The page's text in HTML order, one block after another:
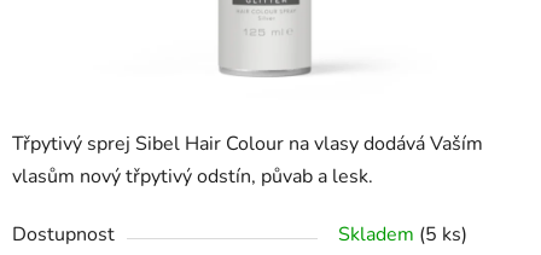
Třpytivý sprej Sibel Hair Colour na vlasy dodává Vaším
vlasům nový třpytivý odstín, půvab a lesk.
Dostupnost Skladem (5 ks)